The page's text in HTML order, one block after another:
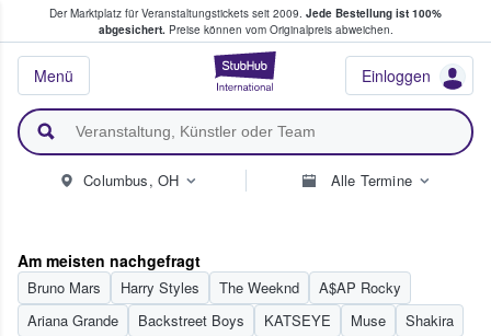
Der Marktplatz für Veranstaltungstickets seit 2009. Jede Bestellung ist 100%
abgesichert.Preise können vom Originalpreis abweichen.
StubHub - Wo
Einloggen
Menü
Tickets kaufen & verkaufen
Columbus, OH Alle Termine
Am meisten nachgefragt
Bruno Mars Harry Styles The Weeknd
A$AP Rocky
Ariana Grande
Backstreet Boys KATSEYE Muse
Shakira